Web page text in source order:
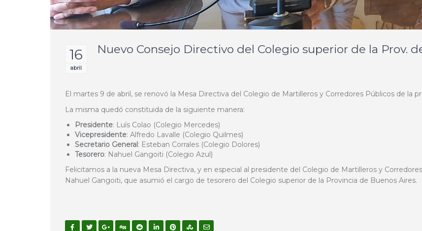
16
abril
Nuevo Consejo Directivo del Colegio superior de la Prov.
El martes 9 de abril, se renovó la Mesa Directiva del Colegio de Martilleros y Corredores Públicos de la
La misma quedó constituida de la siguiente manera:
Presidente: Luís Colao (Colegio Mercedes)
Vicepresidente: Alfredo Lavalle (Colegio Quilmes)
Secretario General : Esteban Corrales (Colegio Dolores)
Tesorero: Nahuel Gangoiti (Colegio Azul)
Felicitamos a la nueva Mesa Directiva, y en especial al presidente del Colegio de Martilleros y
Nahuel Gangoiti, que asumió el cargo de tesorero del Colegio superior de la Provincia de Buenos Aires.